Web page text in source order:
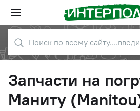
Запчасти на
Маниту